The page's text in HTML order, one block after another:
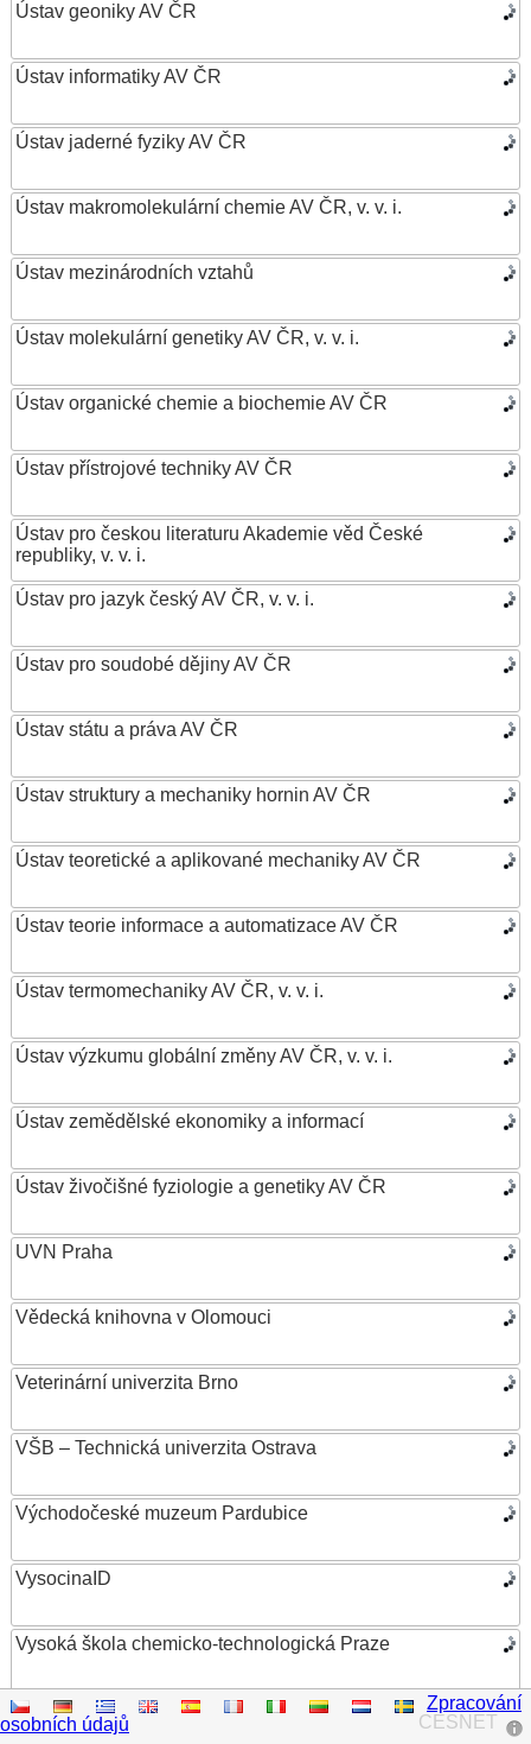
Ústav geoniky AV ČR
Ústav informatiky AV ČR
Ústav jaderné fyziky AV ČR
Ústav makromolekulární chemie AV ČR, v. v. i.
Ústav mezinárodních vztahů
Ústav molekulární genetiky AV ČR, v. v. i.
Ústav organické chemie a biochemie AV ČR
Ústav přístrojové techniky AV ČR
Ústav pro českou literaturu Akademie věd České
republiky, v. v. i.
Ústav pro jazyk český AV ČR, v. v. i.
Ústav pro soudobé dějiny AV ČR
Ústav státu a práva AV ČR
Ústav struktury a mechaniky hornin AV ČR
Ústav teoretické a aplikované mechaniky AV ČR
Ústav teorie informace a automatizace AV ČR
Ústav termomechaniky AV ČR, v. v. i.
Ústav výzkumu globální změny AV ČR, v. v. i.
Ústav zemědělské ekonomiky a informací
Ústav živočišné fyziologie a genetiky AV ČR
UVN Praha
Vědecká knihovna v Olomouci
Veterinární univerzita Brno
VŠB – Technická univerzita Ostrava
Východočeské muzeum Pardubice
VysocinaID
Vysoká škola chemicko-technologická Praze
Vysoká škola ekonomická v Praze
CESNET
Zpracování
osobních údajů